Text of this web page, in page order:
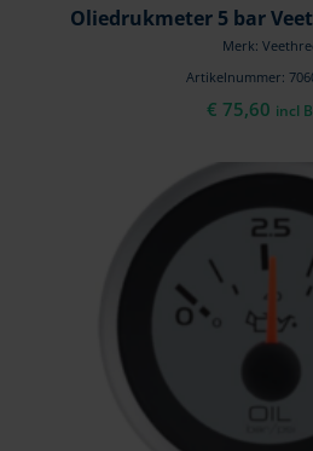
Oliedrukmeter 5 bar
Merk:
Artikelnummer:
€ 75,60 incl